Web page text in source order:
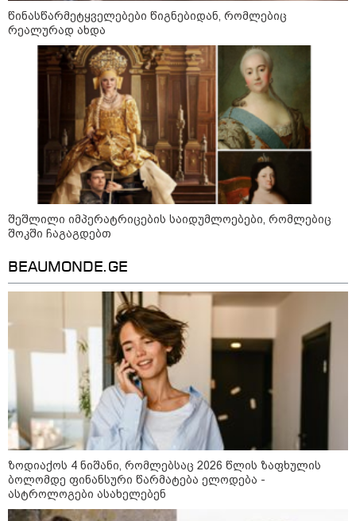
17:13 / 08-08-2026
ჩვენ წინააღმდეგ
გეოპოლიტიკური ბრძოლის
უგუნურ იარაღად გამოიყენა" -
დიმიტრი მედვედევი
23:40 / 07-08-2026
იტალიამ ყველა ქალაქში
განგაშის წითელი დონე
გამოაცხადა
ვახტანგ კაპანაძე - დიახ, ომი
დაიწყო რუსეთმა და წერტილი!
აშშ-მა საქართველოში
დაფუძნებული კრიპტოკომპანია
დაასანქცირა
წინასწარმეტყველებები წიგნებიდან, რომლებიც
რეალურად ახდა
შეშლილი იმპერატრიცების საიდუმლოებები, რომლებიც
შოკში ჩაგაგდებთ
BEAUMONDE.GE
ზოდიაქოს 4 ნიშანი, რომლებსაც 2026 წლის ზაფხულის
ბოლომდე ფინანსური წარმატება ელოდება -
ასტროლოგები ასახელებენ